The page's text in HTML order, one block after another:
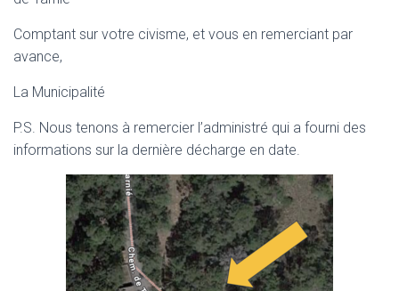
Comptant sur votre civisme, et vous en remerciant par
avance,
La Municipalité
P.S. Nous tenons à remercier l’administré qui a fourni des
informations sur la dernière décharge en date.